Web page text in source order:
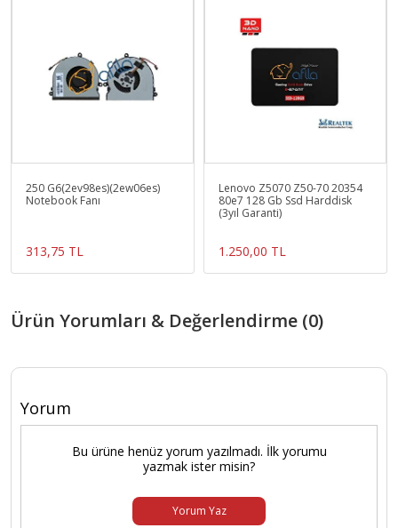
250 G6(2ev98es)(2ew06es)
Notebook Fanı
313,75 TL
Lenovo Z5070 Z50-70 20354
80e7 128 Gb Ssd Harddisk
(3yıl Garanti)
1.250,00 TL
Ürün Yorumları & Değerlendirme (0)
Yorum
Bu ürüne henüz yorum yazılmadı. İlk yorumu
yazmak ister misin?
Yorum Yaz